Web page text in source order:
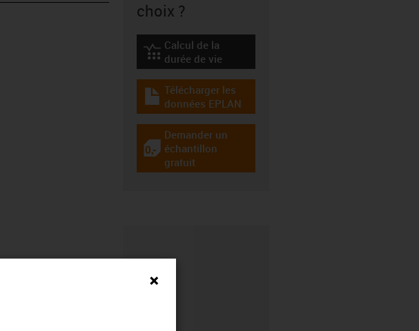
choix ?
igus-icon-lebensdauerrechner
Calcul de la
durée de vie
igus-icon-download-plan
Télécharger les
données EPLAN
igus-icon-gratismuster
Demander un
échantillon
gratuit